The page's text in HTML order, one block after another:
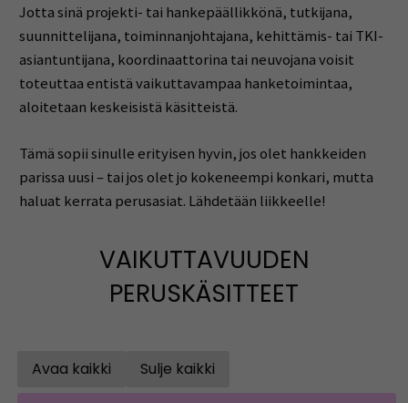
Jottasinä projekti- tai hankepäällikkönä, tutkijana,
suunnittelijana, toiminnanjohtajana, kehittämis- tai TKI-
asiantuntijana, koordinaattorina tai neuvojana voisit
toteuttaa entistä vaikuttavampaa hanketoimintaa,
aloitetaan keskeisistä käsitteistä.
Tämä sopii sinulle erityisen hyvin, jos olet hankkeiden
parissa uusi – tai jos olet jo kokeneempi konkari, mutta
haluat kerrata perusasiat. Lähdetään liikkeelle!
VAIKUTTAVUUDEN
PERUSKÄSITTEET
Avaa kaikki
Open all accordions
Sulje kaikki